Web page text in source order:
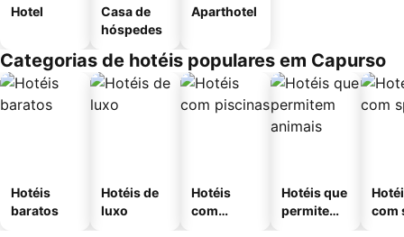
Hotel
Casa de
hóspedes
Aparthotel
Categorias de hotéis populares em Capurso
Hotéis
baratos
Hotéis de
luxo
Hotéis
com
Hotéis que
permitem
com